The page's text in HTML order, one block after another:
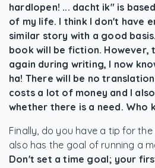
hardlopen! ... dacht ik" is
of my life. I think I don't have
similar story with a good
book will be fiction. However,
again during writing, I now
ha! There will be no
costs a lot of money and I
whether there is a need. Who
Finally, do you have a tip for
also has the goal of running a
Don't set a time goal; your